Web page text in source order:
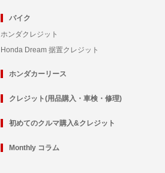
バイク
ホンダクレジット
Honda Dream 据置クレジット
ホンダカーリース
クレジット(用品購入・車検・修理)
初めてのクルマ購入&クレジット
Monthly コラム